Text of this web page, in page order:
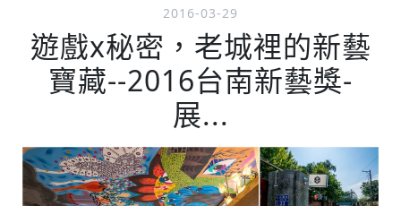
2016-03-29
遊戲x秘密，老城裡的新藝
寶藏--2016台南新藝獎-
展...